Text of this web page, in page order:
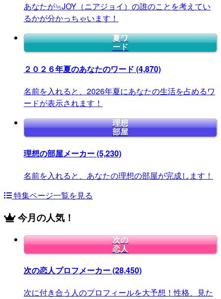
あなたが≒JOY（ニアジョイ）の誰のことを考えてい
るかが分かっちゃいます！
夏ワ
ード
２０２６年夏のあなたのワード (4,870)
名前を入れると、2026年夏にあなたの生活を占めるワ
ードが表示されます！
理想
部屋
理想の部屋メーカー(5,230)
名前を入れると、あなたの理想の部屋が完成します！
特集ページ一覧を見る
今月の人気！
次の
恋人
次の恋人プロフメーカー(28,450)
次に付き合う人のプロフィールを大予想！性格、見た